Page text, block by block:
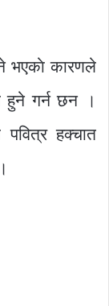
भएकाे कारणले
हुने गर्न छन ।
हक्चात